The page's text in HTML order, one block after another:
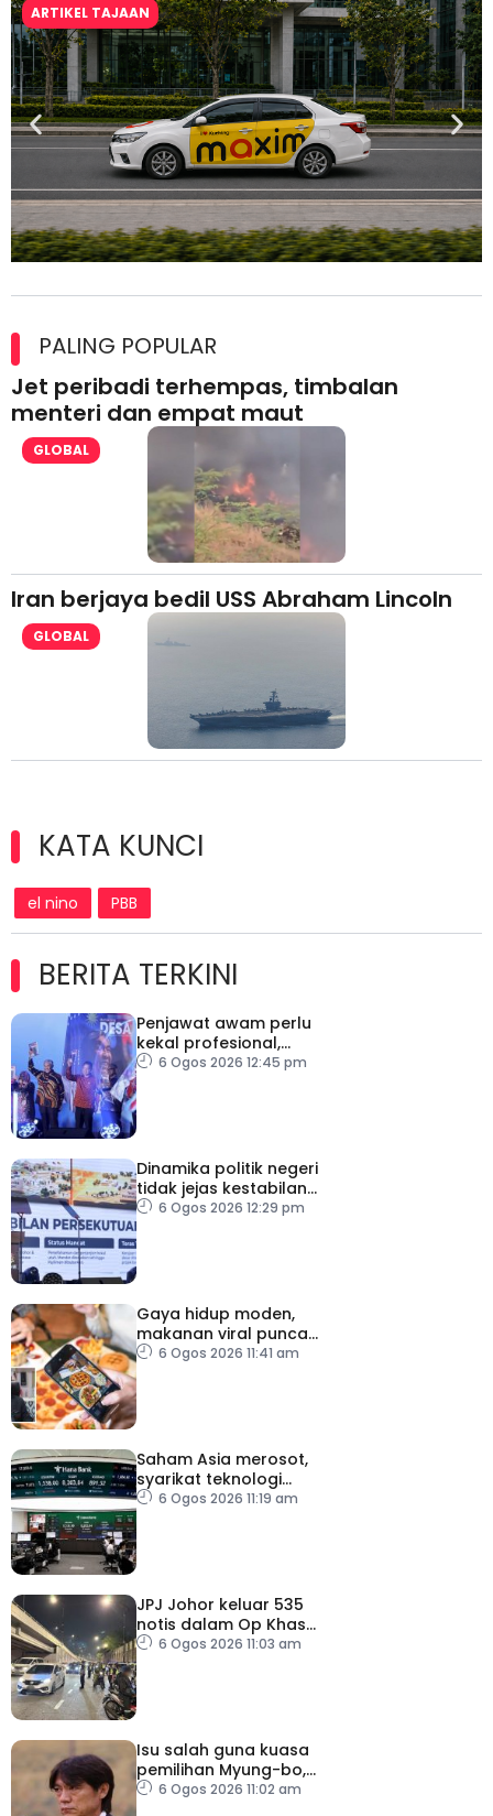
ARTIKEL TAJAAN
lesen separuh pertama 2026
PALING POPULAR
Jet peribadi terhempas, timbalan
menteri dan empat maut
GLOBAL
Iran berjaya bedil USS Abraham Lincoln
GLOBAL
KATA KUNCI
el nino PBB
BERITA TERKINI
Penjawat awam perlu
kekal profesional,
berkecuali ketika laksana
6 Ogos 2026 12:45 pm
Dinamika politik negeri
tidak jejas kestabilan
Kerajaan Perpaduan
6 Ogos 2026 12:29 pm
Gaya hidup moden,
makanan viral punca
kolesterol tinggi, penyakit
6 Ogos 2026 11:41 am
Saham Asia merosot,
syarikat teknologi
kembali tertekan
6 Ogos 2026 11:19 am
JPJ Johor keluar 535
notis dalam Op Khas
Teknikal, Lampu HID
6 Ogos 2026 11:03 am
Isu salah guna kuasa
pemilihan Myung-bo,
polis gempur pejabat KFA
6 Ogos 2026 11:02 am